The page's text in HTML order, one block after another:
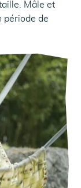
Mâle et
période de